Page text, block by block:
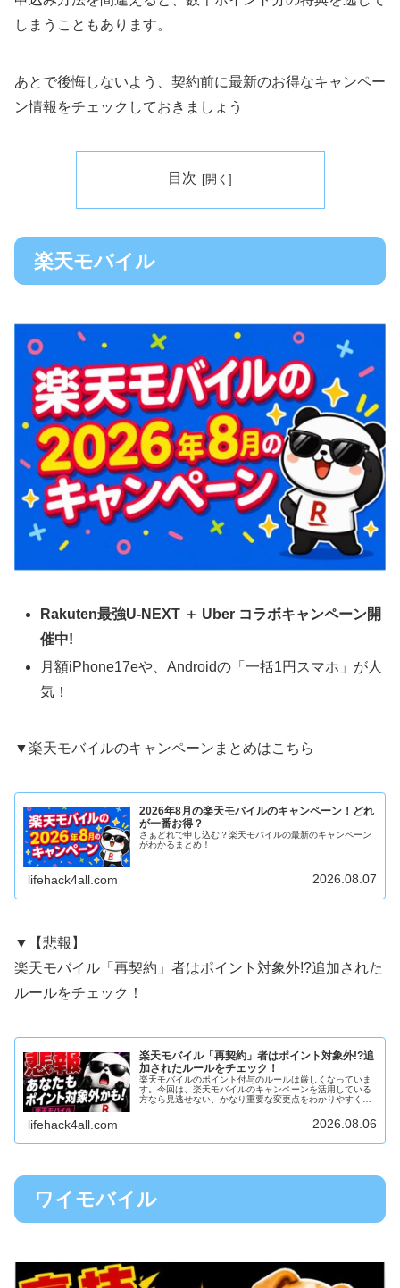
しまうこともあります。
あとで後悔しないよう、契約前に最新のお得なキャンペー
ン情報をチェックしておきましょう
目次
楽天モバイル
Rakuten最強U-NEXT ＋ Uber コラボキャンペーン開
催中!
月額iPhone17eや、Androidの「一括1円スマホ」が人
気！
▼楽天モバイルのキャンペーンまとめはこちら
2026年8月の楽天モバイルのキャンペーン！どれ
が一番お得？
さぁどれで申し込む？楽天モバイルの最新のキャンペーン
がわかるまとめ！
lifehack4all.com 2026.08.07
▼【悲報】
楽天モバイル「再契約」者はポイント対象外!?追加された
ルールをチェック！
楽天モバイル「再契約」者はポイント対象外!?追
加されたルールをチェック！
楽天モバイルのポイント付与のルールは厳しくなっていま
す。今回は、楽天モバイルのキャンペーンを活用している
方なら見逃せない、かなり重要な変更点をわかりやすくま
lifehack4all.com 2026.08.06
ワイモバイル